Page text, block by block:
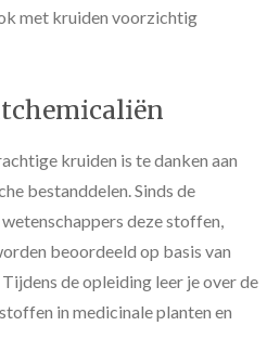
met kruiden voorzichtig
kruiden is te danken aan
bestanddelen. Sinds de
deze stoffen,
beoordeeld op basis van
de opleiding leer je over de
in medicinale planten en